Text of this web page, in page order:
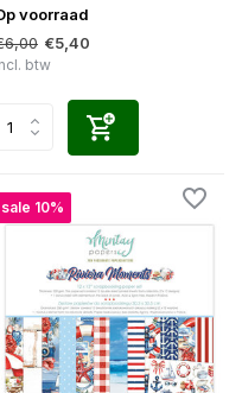
voorraad
€5,40
btw
sale 10%